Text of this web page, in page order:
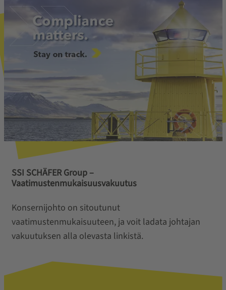
SSI SCHÄFER Group –
Vaatimustenmukaisuusvakuutus
Konsernijohto on sitoutunut
vaatimustenmukaisuuteen, ja voit ladata johtajan
vakuutuksen alla olevasta linkistä.